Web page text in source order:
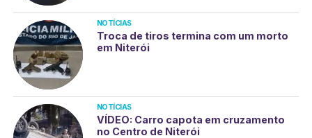
NOTÍCIAS
Troca de tiros termina com um morto
em Niterói
NOTÍCIAS
VÍDEO: Carro capota em cruzamento
no Centro de Niterói